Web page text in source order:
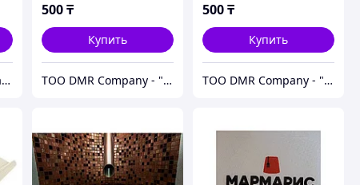
ИП Орион (Service Master Inc)
500 ₸
Купить
ТОО DMR Company - "С НАМИ НАДЕЖНО" город Алматы
500₸
Купить
ТОО DMR Company - "С НАМИ НАДЕЖНО" город Алматы